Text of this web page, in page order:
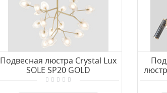
Подвесная люстра Crystal Lux
SOLE SP20 GOLD